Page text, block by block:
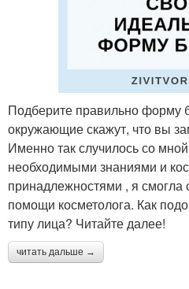
Подберите правильно форму
окружающие скажут, что вы
Именно так случилось со
необходимыми знаниями и
принадлежностями , я смогла
помощи косметолога. Как
типу лица? Читайте далее!
читать дальше →